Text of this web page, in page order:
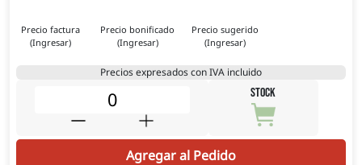
Precio factura
(Ingresar)
Precio bonificado
(Ingresar)
Precio sugerido
(Ingresar)
Precios expresados con IVA incluido
STOCK
Agregar al Pedido